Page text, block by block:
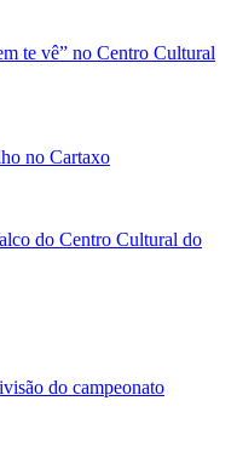
te vê” no Centro Cultural
no Cartaxo
do Centro Cultural do
do campeonato